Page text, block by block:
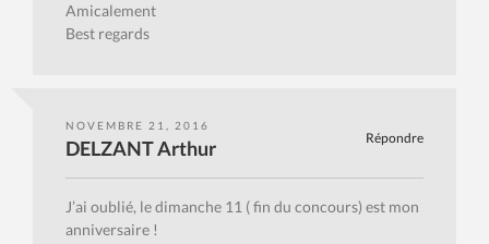
Amicalement
Best regards
NOVEMBRE 21, 2016
Répondre
DELZANT Arthur
J’ai oublié, le dimanche 11 ( fin du concours) est mon
anniversaire !